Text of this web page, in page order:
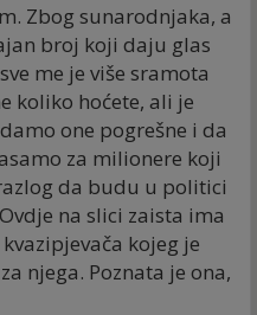
Zbog sunarodnjaka, a
broj koji daju glas
me je više sramota
koliko hoćete, ali je
one pogrešne i da
za milionere koji
da budu u politici
na slici zaista ima
kojeg je
njega. Poznata je ona,